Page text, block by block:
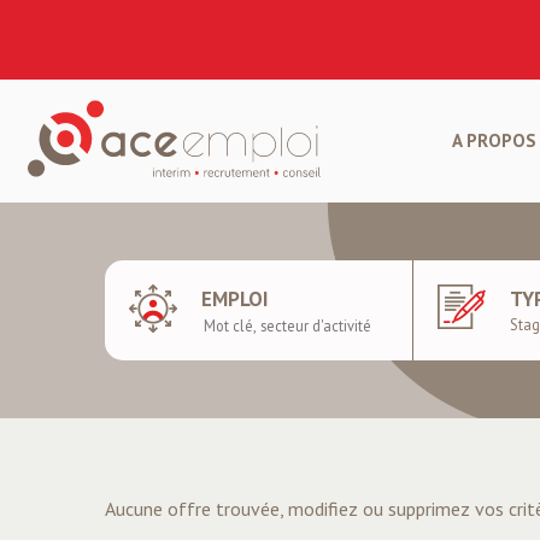
A PROPOS
EMPLOI
Aucune offre trouvée, modifiez ou supprimez vos